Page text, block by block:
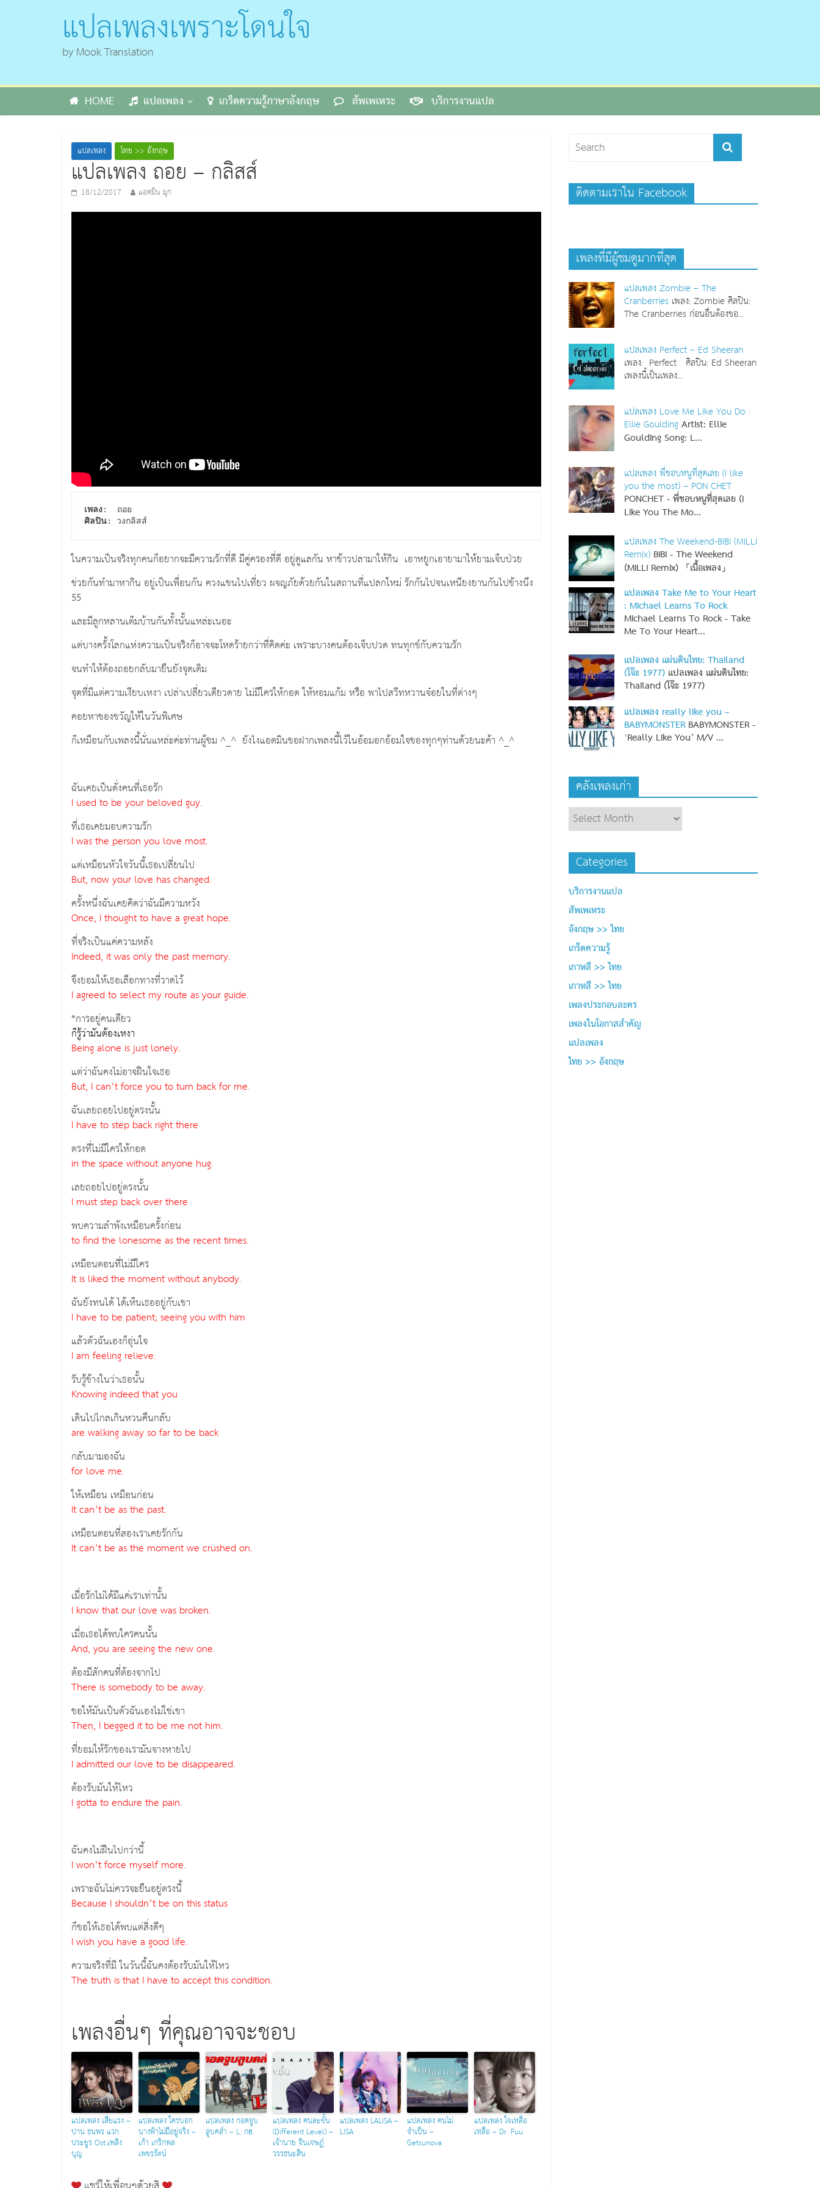
แปลเพลงเพราะโดนใจ
by Mook Translation
HOME แปลเพลง เกร็ดความรู้ภาษาอังกฤษ สัพเพเหระ บริการงานแปล
แปลเพลง ไทย >> อังกฤษ
แปลเพลง ถอย – กลิสส์
18/12/2017 แอดมิน มุก
เพลง
ศิลปิน: วงกลิสส์
ในความเป็นจริงทุกคนก็อยากจะมีความรักที่ดี มีคู่ครองที่ดี อยู่ดูแลกัน หาข้าวปลามาให้กิน เอาหยูกเอายามาให้ยามเจ็บป่วย
ช่วยกันทำมาหากิน อยู่เป็นเพื่อนกัน ควงแขนไปเที่ยว ผจญภัยด้วยกันในสถานที่แปลกใหม่ รักกันไปจนเหนียงยานกันไปข้างนึง
55
และมีลูกหลานเต็มบ้านกันทั้งนั้นแหล่ะเนอะ
แต่บางครั้งโลกแห่งความเป็นจริงก็อาจจะโหดร้ายกว่าที่คิดค่ะ เพราะบางคนต้องเจ็บปวด ทนทุกข์กับความรัก
จนทำให้ต้องถอยกลับมายืนยังจุดเดิม
จุดที่มีแต่ความเงียบเหงา เปล่าเปลี่ยวเดียวดาย ไม่มีใครให้กอด ให้หอมแก้ม หรือ พาไปสวีทหวานจ๋อยในที่ต่างๆ
คอยหาของขวัญให้ในวันพิเศษ
ก็เหมือนกับเพลงนี้นั่นแหล่ะค่ะท่านผู้ชม ^_^ ยังไงแอดมินขอฝากเพลงนี้ไว้ในอ้อมอกอ้อมใจของทุกๆท่านด้วยนะค้า ^_^
ฉันเคยเป็นดั่งคนที่เธอรัก
I used to be your beloved guy.
ที่เธอเคยมอบความรัก
I was the person you love most.
แต่เหมือนหัวใจวันนี้เธอเปลี่ยนไป
But, now your love has changed.
ครั้งหนึ่งฉันเคยคิดว่าฉันมีความหวัง
Once, I thought to have a great hope.
ที่จริงเป็นแค่ความหลัง
Indeed, it was only the past memory.
จึงยอมให้เธอเลือกทางที่วาดไว้
I agreed to select my route as your guide.
*การอยู่คนเดียว
ก็รู้ว่ามันต้องเหงา
Being alone is just lonely.
แต่ว่าฉันคงไม่อาจฝืนใจเธอ
But, I can’t force you to turn back for me.
ฉันเลยถอยไปอยู่ตรงนั้น
I have to step back right there
ตรงที่ไม่มีใครให้กอด
in the space without anyone hug.
เลยถอยไปอยู่ตรงนั้น
I must step back over there
พบความลำพังเหมือนครั้งก่อน
to find the lonesome as the recent times.
เหมือนตอนที่ไม่มีใคร
It is liked the moment without anybody.
ฉันยังทนได้ ได้เห็นเธออยู่กับเขา
I have to be patient; seeing you with him
แล้วตัวฉันเองก็อุ่นใจ
I am feeling relieve.
รับรู้ข้างในว่าเธอนั้น
Knowing indeed that you
เดินไปไกลเกินหวนคืนกลับ
are walking away so far to be back
กลับมามองฉัน
for love me.
ให้เหมือน เหมือนก่อน
It can’t be as the past.
เหมือนตอนที่สองเราเคยรักกัน
It can’t be as the moment we crushed on.
เมื่อรักไม่ได้มีแค่เราเท่านั้น
I know that our love was broken.
เมื่อเธอได้พบใครคนนั้น
And, you are seeing the new one.
ต้องมีสักคนที่ต้องจากไป
There is somebody to be away.
ขอให้มันเป็นตัวฉันเองไม่ใช่เขา
Then, I begged it to be me not him.
ที่ยอมให้รักของเรามันจางหายไป
I admitted our love to be disappeared.
ต้องรับมันให้ไหว
I gotta to endure the pain.
ฉันคงไม่ฝืนไปกว่านี้
I won’t force myself more.
เพราะฉันไม่ควรจะยืนอยู่ตรงนี้
Because I shouldn’t be on this status
ก็ขอให้เธอได้พบแต่สิ่งดีๆ
I wish you have a good life.
ความจริงที่มี ในวันนี้ฉันคงต้องรับมันให้ไหว
The truth is that I have to accept this condition.
เพลงอื่นๆ ที่คุณอาจจะชอบ
แปลเพลง เสียแรง –
ปาน ธนพร แวก
ประยูร Ost.เพลิง
บุญ
แปลเพลง ใครบอก
นางฟ้าไม่มีอยู่จริง –
เก้า เกริกพล
เพชรรัตน์
แปลเพลง กอดจูบ
ลูบคลำ – L. กฮ.
แปลเพลง คนละชั้น
(Different Level) –
เจ้านาย จินเจษฎ์
วรรธนะสิน
แปลเพลง LALISA –
LISA
แปลเพลง คนไม่
จำเป็น –
Getsunova
แปลเพลง ใจเหลือ
เหลือ – Dr. Fuu
ติดตามเราใน Facebook
เพลงที่มีผู้ชมดูมากที่สุด
แปลเพลง Zombie – The
Cranberries เพลง: Zombie ศิลปิน:
The Cranberries ก่อนอื่นต้องขอ...
แปลเพลง Perfect – Ed Sheeran
เพลง: Perfect ศิลปิน: Ed Sheeran
เพลงนี้เป็นเพลง...
แปลเพลง Love Me Like You Do :
Ellie Goulding Artist: Ellie
GouldingSong: L...
แปลเพลง พี่ชอบหนูที่สุดเลย (I like
you the most) – PON CHET
PONCHET - พี่ชอบหนูที่สุดเลย (I
Like You The Mo...
แปลเพลง The Weekend-BIBI (MILLI
Remix) BIBI - The Weekend
(MILLI Remix) 「เนื้อเพลง」
แปลเพลง Take Me to Your Heart
: Michael Learns To Rock
Michael Learns To Rock - Take
Me To Your Heart...
แปลเพลง แผ่นดินไทย: Thailand
(โจ๊ะ 1977) แปลเพลง แผ่นดินไทย:
Thailand (โจ๊ะ 1977)
แปลเพลง really like you –
BABYMONSTER BABYMONSTER -
‘Really Like You’ M/V ...
คลังเพลงเก่า
Categories
บริการงานแปล
สัพเพเหระ
อังกฤษ >> ไทย
เกร็ดความรู้
เกาหลี >> ไทย
เกาหลี >> ไทย
เพลงประกอบละคร
เพลงในโอกาสสำคัญ
แปลเพลง
ไทย >> อังกฤษ